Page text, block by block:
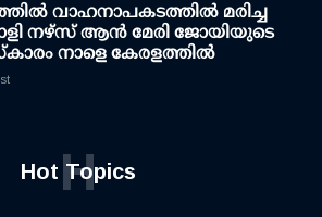
വാഹനാപകടത്തിൽ മരിച്ച
നഴ്സ് ആൻ മേരി ജോയിയുടെ
നാളെ കേരളത്തിൽ
Hot Topics
H